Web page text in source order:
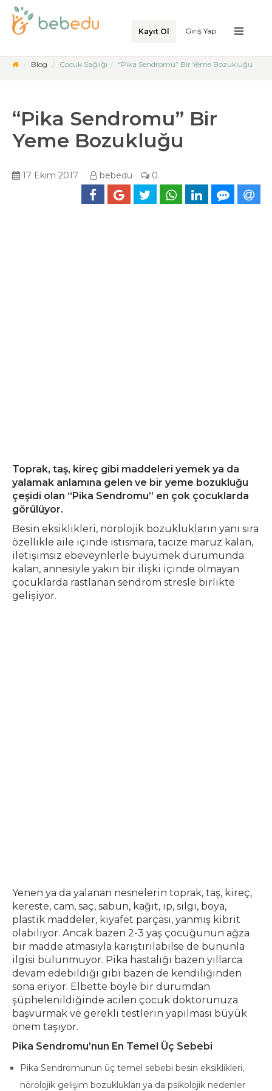
Kayıt Ol Giriş Yap
Blog Çocuk Sağlığı “Pika Sendromu” Bir Yeme Bozukluğu
“Pika Sendromu” Bir
Yeme Bozukluğu
17 Ekim 2017 bebedu 0
Toprak, taş, kireç gibi maddeleri yemek ya da
yalamak anlamına gelen ve bir yeme bozukluğu
çeşidi olan “Pika Sendromu” en çok çocuklarda
görülüyor.
Besin eksiklikleri, nörolojik bozuklukların yanı sıra
özellikle aile içinde istismara, tacize maruz kalan,
iletişimsiz ebeveynlerle büyümek durumunda
kalan, annesiyle yakın bir ilişki içinde olmayan
çocuklarda rastlanan sendrom stresle birlikte
gelişiyor.
Yenen ya da yalanan nesnelerin toprak, taş, kireç,
kereste, cam, saç, sabun, kağıt, ip, silgi, boya,
plastik maddeler, kıyafet parçası, yanmış kibrit
olabiliyor. Ancak bazen 2-3 yaş çocuğunun ağza
bir madde atmasıyla karıştırılabilse de bununla
ilgisi bulunmuyor. Pika hastalığı bazen yıllarca
devam edebildiği gibi bazen de kendiliğinden
sona eriyor. Elbette böyle bir durumdan
şüphelenildiğinde acilen çocuk doktorunuza
başvurmak ve gerekli testlerin yapılması büyük
önem taşıyor.
Pika Sendromu’nun En Temel Üç Sebebi
Pika Sendromunun üç temel sebebi besin eksiklikleri,
nörolojik gelişim bozuklukları ya da psikolojik nedenler